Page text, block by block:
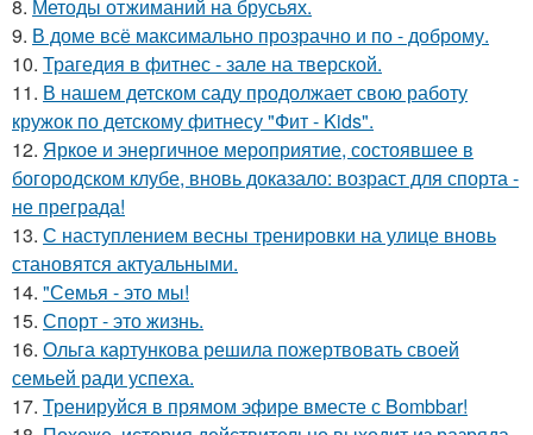
8. Методы отжиманий на брусьях.
9. В доме всё максимально прозрачно и по - доброму.
10. Трагедия в фитнес - зале на тверской.
11. В нашем детском саду продолжает свою работу
кружок по детскому фитнесу "Фит - Kids".
12. Яркое и энергичное мероприятие, состоявшее в
богородском клубе, вновь доказало: возраст для спорта -
не преграда!
13. С наступлением весны тренировки на улице вновь
становятся актуальными.
14. "Семья - это мы!
15. Спорт - это жизнь.
16. Ольга картункова решила пожертвовать своей
семьей ради успеха.
17. Тренируйся в прямом эфире вместе с Bombbar!